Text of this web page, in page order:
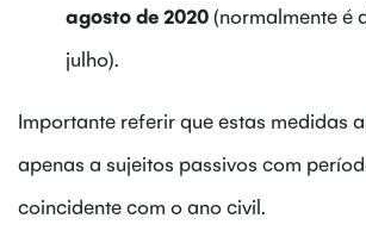
agosto de 2020(normalmente é
julho).
Importante referir que estas medidas
apenas a sujeitos passivos com
coincidente com o ano civil.